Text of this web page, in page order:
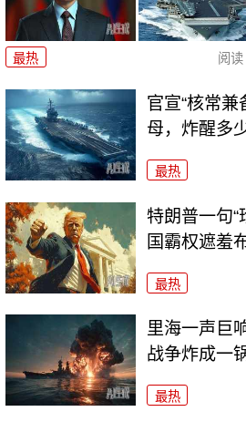
最热 阅读
官宣“核常兼
母，炸醒多
最热
特朗普一句“
国霸权遮羞
最热
里海一声巨
战争炸成一
最热